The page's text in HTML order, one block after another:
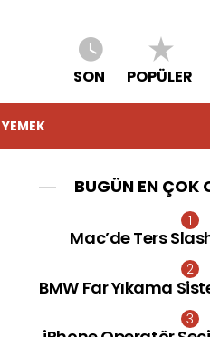
SON POPÜLER
YEMEK
BUGÜN EN ÇOK
Mac’de Ters
BMW Far Yıkama